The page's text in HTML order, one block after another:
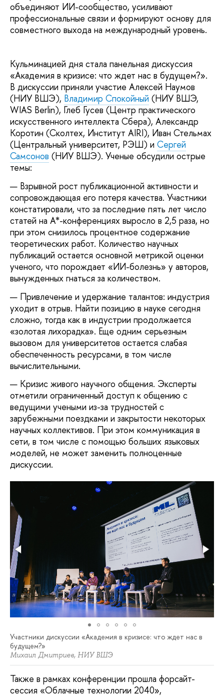
объединяют ИИ-сообщество, усиливают
профессиональные связи и формируют основу для
совместного выхода на международный уровень.
Кульминацией дня стала панельная дискуссия
«Академия в кризисе: что ждет нас в будущем?».
В дискуссии приняли участие Алексей Наумов
(НИУ ВШЭ), Владимир Спокойный (НИУ ВШЭ,
WIAS Berlin), Глеб Гусев (Центр практического
искусственного интеллекта Сбера), Александр
Коротин (Сколтех, Институт AIRI), Иван Стельмах
(Центральный университет, РЭШ) и Сергей
Самсонов (НИУ ВШЭ). Ученые обсудили острые
темы:
Взрывной рост публикационной активности и
сопровождающая его потеря качества. Участники
констатировали, что за последние пять лет число
статей на A*-конференциях выросло в 2,5 раза, но
при этом снизилось процентное содержание
теоретических работ. Количество научных
публикаций остается основной метрикой оценки
ученого, что порождает «ИИ-болезнь» у авторов,
вынужденных гнаться за количеством.
Привлечение и удержание талантов: индустрия
уходит в отрыв. Найти позицию в науке сегодня
сложно, тогда как в индустрии продолжается
«золотая лихорадка». Еще одним серьезным
вызовом для университетов остается слабая
обеспеченность ресурсами, в том числе
вычислительными.
Кризис живого научного общения. Эксперты
отметили ограниченный доступ к общению с
ведущими учеными из-за трудностей с
зарубежными поездками и закрытости некоторых
научных коллективов. При этом коммуникация в
сети, в том числе с помощью больших языковых
моделей, не может заменить полноценные
дискуссии.
Участники дискуссии «Академия в кризисе: что ждет нас в
будущем?»
Михаил Дмитриев, НИУ ВШЭ
Также в рамках конференции прошла форсайт-
сессия «Облачные технологии 2040»,